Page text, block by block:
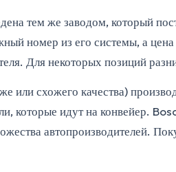
тем же заводом, который
номер из его системы, а
Для некоторых позиций
или схожего качества)
которые идут на конвейер.
автопроизводителей.